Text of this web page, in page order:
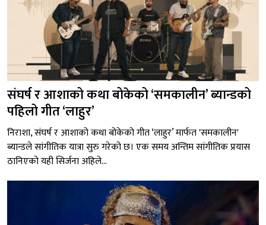
संघर्ष र आशाको कथा बोकेको ‘समकालीन’ ब्यान्डको
पहिलो गीत ‘लाहुर’
निराशा, संघर्ष र आशाको कथा बोकेको गीत ‘लाहुर’ मार्फत 'समकालीन'
ब्यान्डले सांगीतिक यात्रा सुरु गरेको छ। एक समय अन्तिम सांगीतिक प्रयास
ठानिएको यही सिर्जना अहिले...